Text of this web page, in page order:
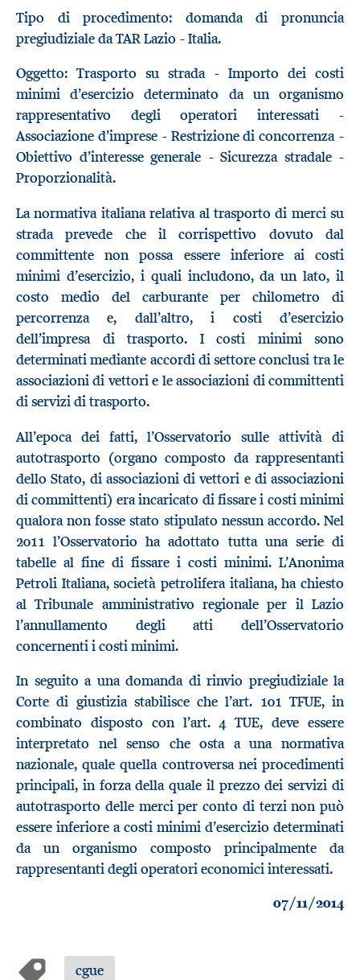
Tipo di procedimento: domanda di pronuncia
pregiudiziale da TAR Lazio - Italia.
Oggetto: Trasporto su strada - Importo dei costi
minimi d’esercizio determinato da un organismo
rappresentativo degli operatori interessati -
Associazione d’imprese - Restrizione di concorrenza -
Obiettivo d’interesse generale - Sicurezza stradale -
Proporzionalità.
La normativa italiana relativa al trasporto di merci su
strada prevede che il corrispettivo dovuto dal
committente non possa essere inferiore ai costi
minimi d’esercizio, i quali includono, da un lato, il
costo medio del carburante per chilometro di
percorrenza e, dall’altro, i costi d’esercizio
dell’impresa di trasporto. I costi minimi sono
determinati mediante accordi di settore conclusi tra le
associazioni di vettori e le associazioni di committenti
di servizi di trasporto.
All’epoca dei fatti, l’Osservatorio sulle attività di
autotrasporto (organo composto da rappresentanti
dello Stato, di associazioni di vettori e di associazioni
di committenti) era incaricato di fissare i costi minimi
qualora non fosse stato stipulato nessun accordo. Nel
2011 l’Osservatorio ha adottato tutta una serie di
tabelle al fine di fissare i costi minimi. L’Anonima
Petroli Italiana, società petrolifera italiana, ha chiesto
al Tribunale amministrativo regionale per il Lazio
l’annullamento degli atti dell’Osservatorio
concernenti i costi minimi.
In seguito a una domanda di rinvio pregiudiziale la
Corte di giustizia stabilisce che l’art. 101 TFUE, in
combinato disposto con l’art. 4 TUE, deve essere
interpretato nel senso che osta a una normativa
nazionale, quale quella controversa nei procedimenti
principali, in forza della quale il prezzo dei servizi di
autotrasporto delle merci per conto di terzi non può
essere inferiore a costi minimi d’esercizio determinati
da un organismo composto principalmente da
rappresentanti degli operatori economici interessati.
07/11/2014
cgue